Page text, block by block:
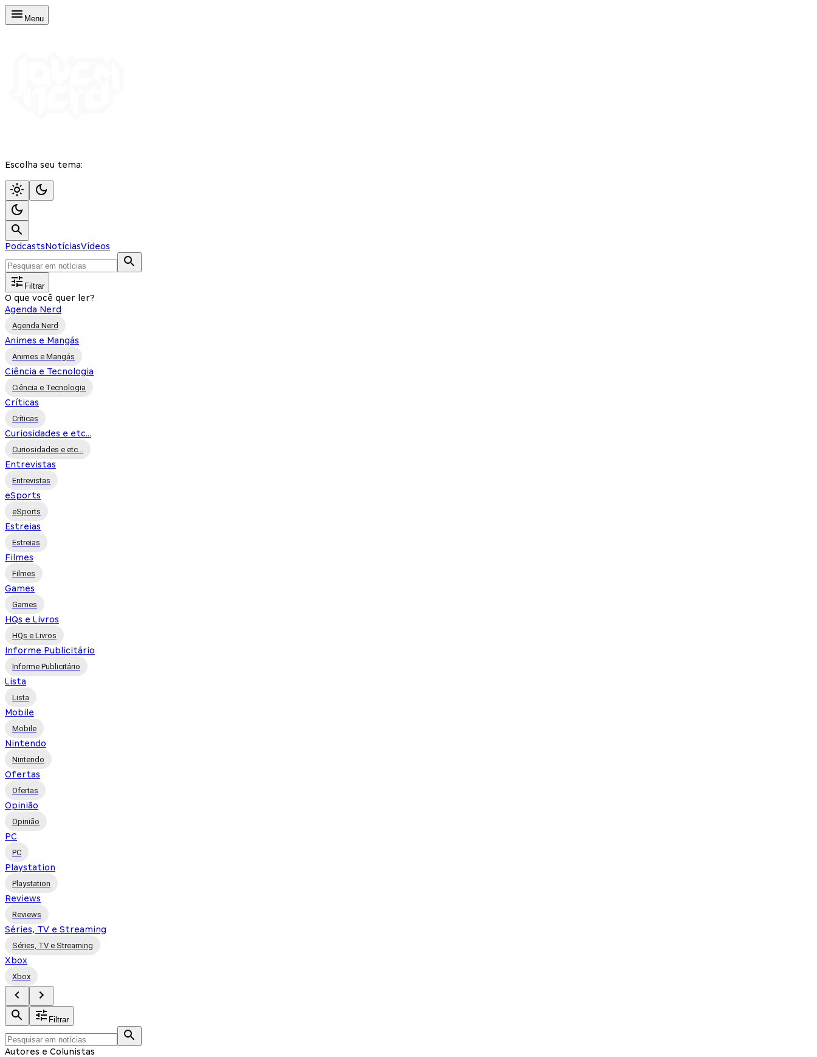
Menu
Escolha seu tema:
PodcastsNotíciasVídeos
Filtrar
O que você quer ler?
Agenda Nerd
Agenda Nerd
Animes e Mangás
Animes e Mangás
Ciência e Tecnologia
Ciência e Tecnologia
Críticas
Críticas
Curiosidades e etc...
Curiosidades e etc...
Entrevistas
Entrevistas
eSports
eSports
Estreias
Estreias
Filmes
Filmes
Games
Games
HQs e Livros
HQs e Livros
Informe Publicitário
Informe Publicitário
Lista
Lista
Mobile
Mobile
Nintendo
Nintendo
Ofertas
Ofertas
Opinião
Opinião
PC
PC
Playstation
Playstation
Reviews
Reviews
Séries, TV e Streaming
Séries, TV e Streaming
Xbox
Xbox
Filtrar
Autores e Colunistas